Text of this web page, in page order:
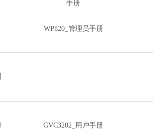
手册
WP820_管理员手册
GVC3202_用户手册